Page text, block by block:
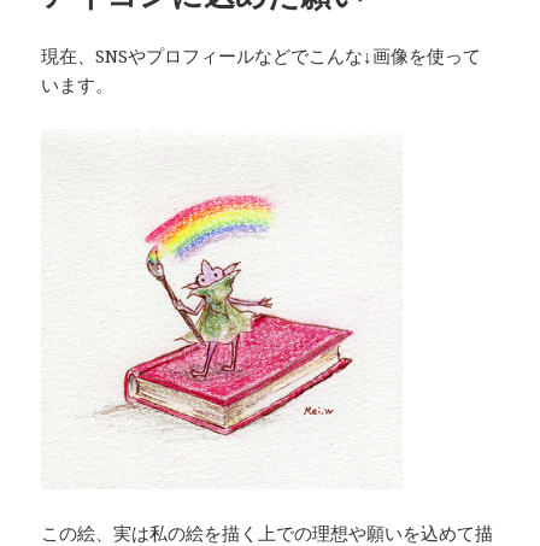
現在、SNSやプロフィールなどでこんな↓画像を使って
います。
この絵、実は私の絵を描く上での理想や願いを込めて描